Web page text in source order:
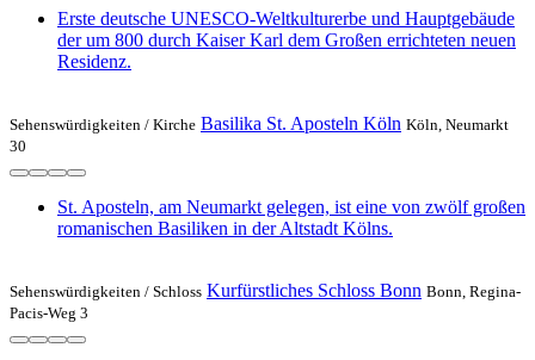
Erste deutsche UNESCO-Weltkulturerbe und Hauptgebäude
der um 800 durch Kaiser Karl dem Großen errichteten neuen
Residenz.
Sehenswürdigkeiten / Kirche Basilika St. Aposteln Köln Köln, Neumarkt
30
St. Aposteln, am Neumarkt gelegen, ist eine von zwölf großen
romanischen Basiliken in der Altstadt Kölns.
Sehenswürdigkeiten / Schloss Kurfürstliches Schloss Bonn Bonn, Regina-
Pacis-Weg 3